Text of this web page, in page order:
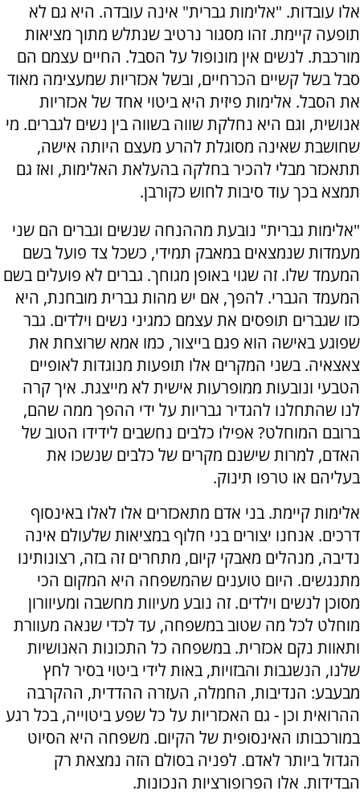
אלו עובדות. "אלימות גברית" אינה עובדה. היא גם לא
תופעה קיימת. זהו מסגור נרטיב שנתלש מתוך מציאות
מורכבת. לנשים אין מונופול על הסבל. החיים עצמם הם
סבל בשל קשיים הכרחיים, ובשל אכזריות שמעצימה מאוד
את הסבל. אלימות פיזית היא ביטוי אחד של אכזריות
אנושית, וגם היא נחלקת שווה בשווה בין נשים לגברים. מי
שחושבת שאינה מסוגלת להרע מעצם היותה אישה,
תתאכזר מבלי להכיר בחלקה בהעלאת האלימות, ואז גם
תמצא בכך עוד סיבות לחוש כקורבן.
"אלימות גברית" נובעת מההנחה שנשים וגברים הם שני
מעמדות שנמצאים במאבק תמידי, כשכל צד פועל בשם
המעמד שלו. זה שגוי באופן מגוחך. גברים לא פועלים בשם
המעמד הגברי. להפך, אם יש מהות גברית מובחנת, היא
כזו שגברים תופסים את עצמם כמגיני נשים וילדים. גבר
שפוגע באישה הוא פגם בייצור, כמו אמא שרוצחת את
צאצאיה. בשני המקרים אלו תופעות מנוגדות לאופיים
הטבעי ונובעות ממופרעות אישית לא מייצגת. איך קרה
לנו שהתחלנו להגדיר גבריות על ידי ההפך ממה שהם,
ברובם המוחלט? אפילו כלבים נחשבים לידידו הטוב של
האדם, למרות שישנם מקרים של כלבים שנשכו את
בעליהם או טרפו תינוק.
אלימות קיימת. בני אדם מתאכזרים אלו לאלו באינסוף
דרכים. אנחנו יצורים בני חלוף במציאות שלעולם אינה
נדיבה, מנהלים מאבקי קיום, מתחרים זה בזה, רצונותינו
מתנגשים. היום טוענים שהמשפחה היא המקום הכי
מסוכן לנשים וילדים. זה נובע מעיוות מחשבה ומעיוורון
מוחלט לכל מה שטוב במשפחה, עד לכדי שנאה מעוורת
ותאוות נקם אכזרית. במשפחה כל התכונות האנושיות
שלנו, הנשגבות והבזויות, באות לידי ביטוי בסיר לחץ
מבעבע: הנדיבות, החמלה, העזרה ההדדית, ההקרבה
ההרואית וכן - גם האכזריות על כל שפע ביטוייה, בכל רגע
במורכבותו האינסופית של הקיום. משפחה היא הסיוט
הגדול ביותר לאדם. לפניה בסולם הזה נמצאת רק
הבדידות. אלו הפרופורציות הנכונות.